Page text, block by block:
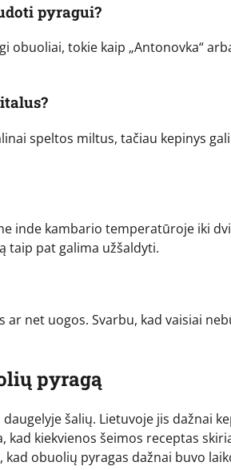
pyragui?
tokie kaip „Antonovka“
speltos miltus, tačiau kepinys
inde kambario temperatūroje iki
taip pat galima užšaldyti.
ar net uogos. Svarbu, kad vaisiai
pyragą
šalių. Lietuvoje jis dažnai
kad kiekvienos šeimos receptas
obuolių pyragas dažnai buvo